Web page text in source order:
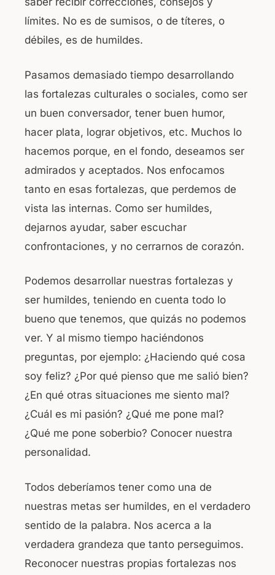
límites. No es de sumisos, o de títeres, o
débiles, es de humildes.
Pasamos demasiado tiempo desarrollando
las fortalezas culturales o sociales, como ser
un buen conversador, tener buen humor,
hacer plata, lograr objetivos, etc. Muchos lo
hacemos porque, en el fondo, deseamos ser
admirados y aceptados. Nos enfocamos
tanto en esas fortalezas, que perdemos de
vista las internas. Como ser humildes,
dejarnos ayudar, saber escuchar
confrontaciones, y no cerrarnos de corazón.
Podemos desarrollar nuestras fortalezas y
ser humildes, teniendo en cuenta todo lo
bueno que tenemos, que quizás no podemos
ver. Y al mismo tiempo haciéndonos
preguntas, por ejemplo: ¿Haciendo qué cosa
soy feliz? ¿Por qué pienso que me salió bien?
¿En qué otras situaciones me siento mal?
¿Cuál es mi pasión? ¿Qué me pone mal?
¿Qué me pone soberbio? Conocer nuestra
personalidad.
Todos deberíamos tener como una de
nuestras metas ser humildes, en el verdadero
sentido de la palabra. Nos acerca a la
verdadera grandeza que tanto perseguimos.
Reconocer nuestras propias fortalezas nos